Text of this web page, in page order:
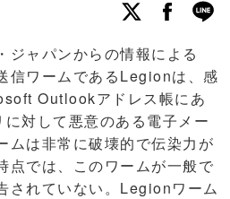
ャパンからの情報による
信ワームであるLegionは、感
Outlookアドレス帳にあ
対して悪意のある電子メー
ムは非常に破壊的で伝染力が
点では、このワームが一般で
されていない。Legionワーム